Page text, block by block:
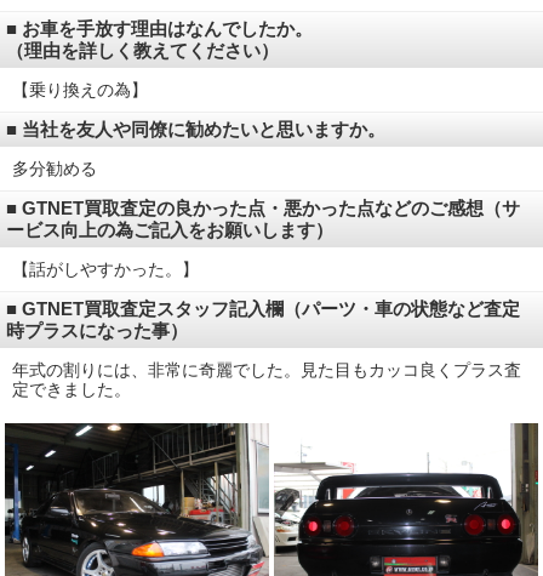
■ お車を手放す理由はなんでしたか。
（理由を詳しく教えてください）
【乗り換えの為】
■ 当社を友人や同僚に勧めたいと思いますか。
多分勧める
■ GTNET買取査定の良かった点・悪かった点などのご感想（サ
ービス向上の為ご記入をお願いします）
【話がしやすかった。】
■ GTNET買取査定スタッフ記入欄（パーツ・車の状態など査定
時プラスになった事）
年式の割りには、非常に奇麗でした。見た目もカッコ良くプラス査
定できました。